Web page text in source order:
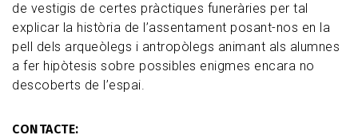
de vestigis de certes pràctiques funeràries per tal
explicar la història de l’assentament posant-nos en la
pell dels arqueòlegs i antropòlegs animant als alumnes
a fer hipòtesis sobre possibles enigmes encara no
descoberts de l’espai.
CONTACTE